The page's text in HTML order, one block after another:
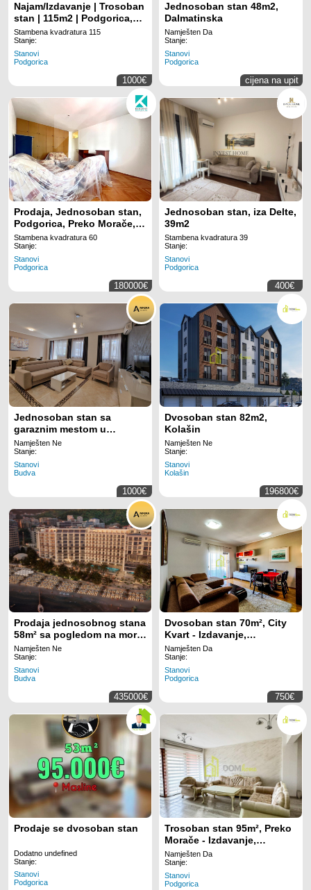
Najam/Izdavanje | Trosoban
stan | 115m2 | Podgorica,
Momišići
Stambena kvadratura 115
Stanje:
Stanovi
Podgorica
1000€
Jednosoban stan 48m2,
Dalmatinska
Namješten Da
Stanje:
Stanovi
Podgorica
cijena na upit
Prodaja, Jednosoban stan,
Podgorica, Preko Morače,
60m2
Stambena kvadratura 60
Stanje:
Stanovi
Podgorica
180000€
Jednosoban stan, iza Delte,
39m2
Stambena kvadratura 39
Stanje:
Stanovi
Podgorica
400€
Jednosoban stan sa
garaznim mestom u
kompleksu Anatolia,
Povrsine 87m2 (Na duzi
period)
Namješten Ne
Stanje:
Stanovi
Budva
1000€
Dvosoban stan 82m2,
Kolašin
Namješten Ne
Stanje:
Stanovi
Kolašin
196800€
Prodaja jednosobnog stana
58m² sa pogledom na more
u ekskluzivnom stambenom
kompleksu u
Rafailovicima– prvi red do
mora sa privatnom plažom i
luksuznim sadržajima
Namješten Ne
Stanje:
Stanovi
Budva
435000€
Dvosoban stan 70m², City
Kvart - Izdavanje,
Namješten, Klimatizovan,
Garažno mjesto
Namješten Da
Stanje:
Stanovi
Podgorica
750€
Prodaje se dvosoban stan
Dodatno undefined
Stanje:
Stanovi
Podgorica
Trosoban stan 95m², Preko
Morače - Izdavanje,
Namješten, Klimatizovan
Namješten Da
Stanje:
Stanovi
Podgorica